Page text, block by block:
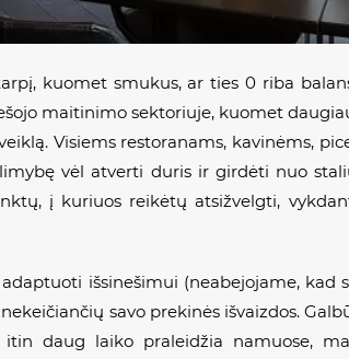
kuomet smukus, ar ties 0 riba
maitinimo sektoriuje, kuomet
Visiems restoranams, kavinėms,
vėl atverti duris ir girdėti nuo
į kuriuos reikėtų atsižvelgti,
išsinešimui (neabejojame, kad
savo prekinės išvaizdos.
daug laiko praleidžia namuose,